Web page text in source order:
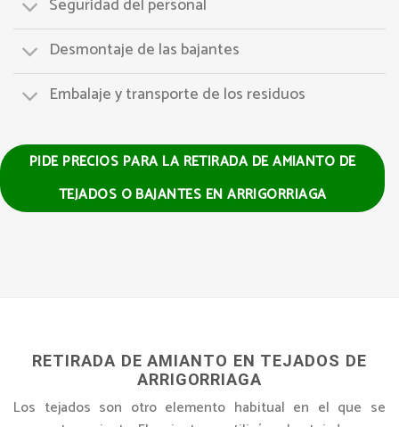
Seguridad del personal
Desmontaje de las bajantes
Embalaje y transporte de los residuos
PIDE PRECIOS PARA LA RETIRADA DE AMIANTO DE
TEJADOS O BAJANTES EN ARRIGORRIAGA
RETIRADA DE AMIANTO EN TEJADOS DE
ARRIGORRIAGA
Los tejados son otro elemento habitual en el que se